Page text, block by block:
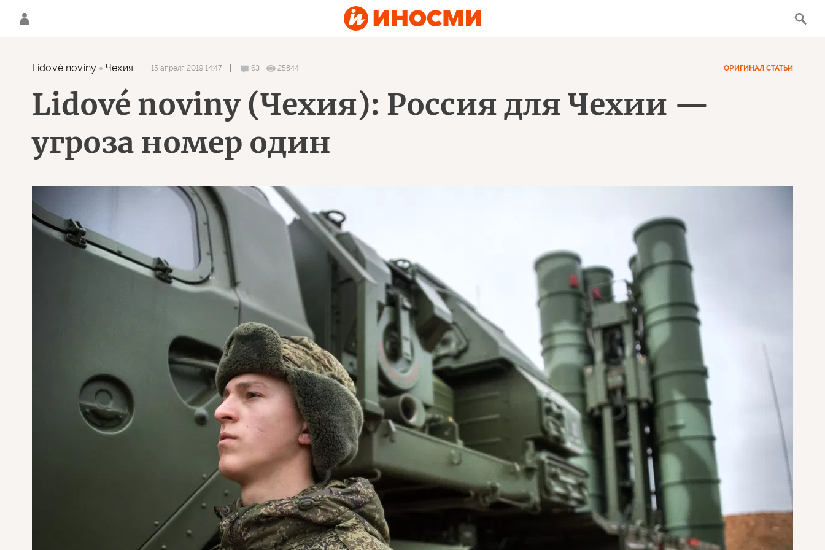
Lidové noviny Чехия 15 апреля 2019 14:47 63 25844 ОРИГИНАЛ СТАТЬИ
Lidové noviny (Чехия): Россия для Чехии —
угроза номер один